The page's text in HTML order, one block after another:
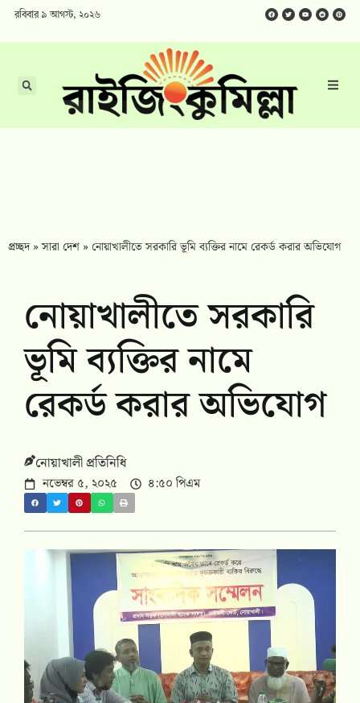
রবিবার ৯ আগস্ট, ২০২৬
প্রচ্ছদ»সারা দেশ » নোয়াখালীতে সরকারি ভূমি ব্যক্তির নামে রেকর্ড করার অভিযোগ
নোয়াখালীতে সরকারি
ভূমি ব্যক্তির নামে
রেকর্ড করার অভিযোগ
নোয়াখালী প্রতিনিধি
নভেম্বর ৫, ২০২৫ ৪:৫০ পিএম